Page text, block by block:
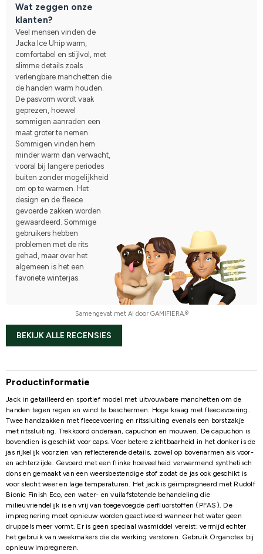
Het verschil is dat ik met het openbaar vervoer ga, dus als je
een auto kunt zitten als je naar huis gaat, voldoet het niet aan
Het is klein van maat, dus neem een maat groter, en het is
ook erg strak in de nek, dus als je een poloshirt hebt, kun je de
rits niet helemaal omhoog trekken.
Wat zeggen onze
klanten?
Veel mensen vinden de
Jacka Ice Uhip warm,
comfortabel en stijlvol, met
slimme details zoals
verlengbare manchetten die
de handen warm houden.
De pasvorm wordt vaak
geprezen, hoewel
sommigen aanraden een
maat groter te nemen.
Sommigen vinden hem
minder warm dan verwacht,
vooral bij langere periodes
buiten zonder mogelijkheid
om op te warmen. Het
design en de fleece
gevoerde zakken worden
gewaardeerd. Sommige
gebruikers hebben
problemen met de rits
gehad, maar over het
algemeen is het een
favoriete winterjas.
Samengevat met AI door GAMIFIERA.®
BEKIJK ALLE RECENSIES
Productinformatie
Jack in getailleerd en sportief model met uitvouwbare manchetten om de
handen tegen regen en wind te beschermen. Hoge kraag met fleecevoering.
Twee handzakken met fleecevoering en ritssluiting evenals een borstzakje
met ritssluiting. Trekkoord onderaan, capuchon en mouwen. De capuchon is
bovendien is geschikt voor caps. Voor betere zichtbaarheid in het donker is de
jas rijkelijk voorzien van reflecterende details, zowel op bovenarmen als voor-
en achterzijde. Gevoerd met een flinke hoeveelheid verwarmend synthetisch
dons en gemaakt van een weersbestendige stof zodat de jas ook geschikt is
voor slecht weer en lage temperaturen. Het jack is geïmpregneerd met Rudolf
Bionic Finish Eco, een water- en vuilafstotende behandeling die
milieuvriendelijk is en vrij van toegevoegde perfluorstoffen (PFAS). De
impregnering moet opnieuw worden geactiveerd wanneer het water geen
druppels meer vormt. Er is geen speciaal wasmiddel vereist; vermijd echter
het gebruik van weekmakers die de werking verstoren. Gebruik Organotex bij
opnieuw impregneren.